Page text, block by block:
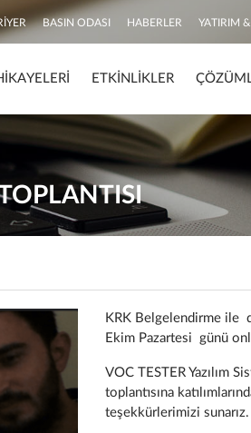
BASIN ODASI HABERLER YATIRIM
ETKINLIKLER
KRK Belgelendirme ile
Ekim Pazartesi günü
VOC TESTER Yazılım
toplantısına
teşekkürlerimizi sunarız.